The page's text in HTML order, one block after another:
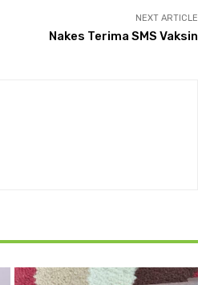
NEXT ARTICLE
Nakes Terima SMS Vaksin